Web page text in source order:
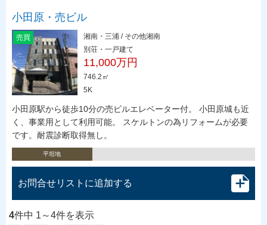
小田原・売ビル
売買
湘南・三浦 / その他湘南
別荘・一戸建て
11,000万円
746.2㎡
5K
小田原駅から徒歩10分の売ビルエレベーター付。 小田原城も近
く、事業用として利用可能。 スケルトンの為リフォームが必要
です。耐震診断取得無し。
平坦地
お問合せリストに追加する
4件中 1～4件を表示